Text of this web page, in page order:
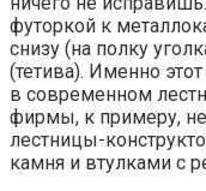
футоркой к
снизу (на полку
(тетива). Именно
в современном
фирмы, к примеру,
лестницы-
камня и втулками с